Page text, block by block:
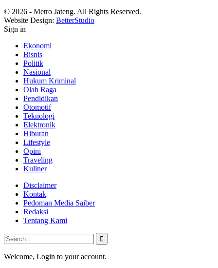
© 2026 - Metro Jateng. All Rights Reserved.
Website Design: BetterStudio
Sign in
Ekonomi
Bisnis
Politik
Nasional
Hukum Kriminal
Olah Raga
Pendidikan
Otomotif
Teknologi
Elektronik
Hiburan
Lifestyle
Opini
Traveling
Kuliner
Disclaimer
Kontak
Pedoman Media Saiber
Redaksi
Tentang Kami
Welcome, Login to your account.